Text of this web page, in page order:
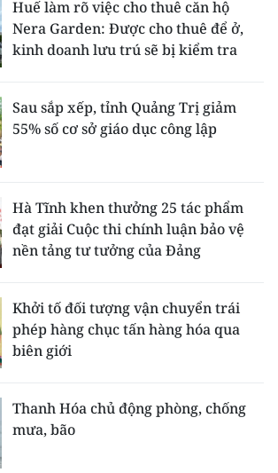
Huế làm rõ việc cho thuê căn hộ
Nera Garden: Được cho thuê để ở,
kinh doanh lưu trú sẽ bị kiểm tra
Sau sắp xếp, tỉnh Quảng Trị giảm
55% số cơ sở giáo dục công lập
Hà Tĩnh khen thưởng 25 tác phẩm
đạt giải Cuộc thi chính luận bảo vệ
nền tảng tư tưởng của Đảng
Khởi tố đối tượng vận chuyển trái
phép hàng chục tấn hàng hóa qua
biên giới
Thanh Hóa chủ động phòng, chống
mưa, bão